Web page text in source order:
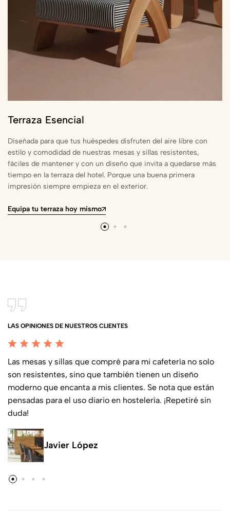
Terraza Esencial
Diseñada para que tus huéspedes disfruten del aire libre con
estilo y comodidad de nuestras mesas y sillas resistentes,
fáciles de mantener y con un diseño que invita a quedarse más
tiempo en la terraza del hotel. Porque una buena primera
impresión siempre empieza en el exterior.
Equipa tu terraza hoy mismo
LAS OPINIONES DE NUESTROS CLIENTES
Las mesas y sillas que compré para mi cafetería no solo
son resistentes, sino que también tienen un diseño
moderno que encanta a mis clientes. Se nota que están
pensadas para el uso diario en hostelería. ¡Repetiré sin
duda!
Javier López